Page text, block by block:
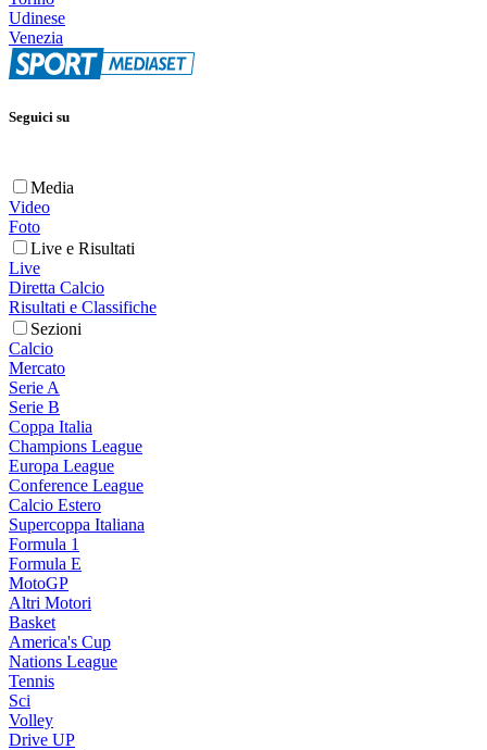
Udinese
Venezia
Seguici su
Media
Video
Foto
Live e Risultati
Live
Diretta Calcio
Risultati e Classifiche
Sezioni
Calcio
Mercato
Serie A
Serie B
Coppa Italia
Champions League
Europa League
Conference League
Calcio Estero
Supercoppa Italiana
Formula 1
Formula E
MotoGP
Altri Motori
Basket
America's Cup
Nations League
Tennis
Sci
Volley
Drive UP